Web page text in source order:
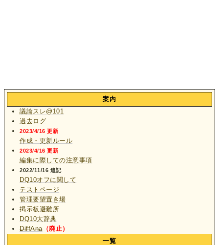
案内
議論スレ@101
過去ログ
2023/4/16 更新
作成・更新ルール
2023/4/16 更新
編集に際しての注意事項
2022/11/16 追記
DQ10オフに関して
テストページ
管理要望置き場
掲示板避難所
DQ10大辞典
DiffAna（廃止）
一覧